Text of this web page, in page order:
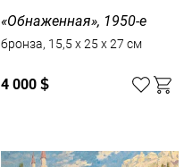
«Обнаженная», 1950-е
бронза, 15,5 х 25 х 27 см
4 000 $